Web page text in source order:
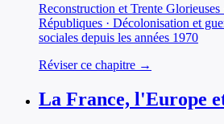
Reconstruction et Trente
Républiques · Décolonisation et
sociales depuis les années 1970
Réviser ce chapitre →
La France, l'Europe